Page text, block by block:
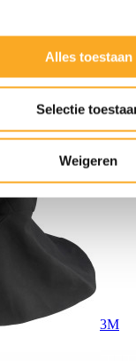
Alles toestaan
Selectie
Weigeren
3M